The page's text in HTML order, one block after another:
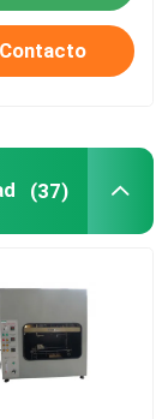
ingreso
Contacto
(37)